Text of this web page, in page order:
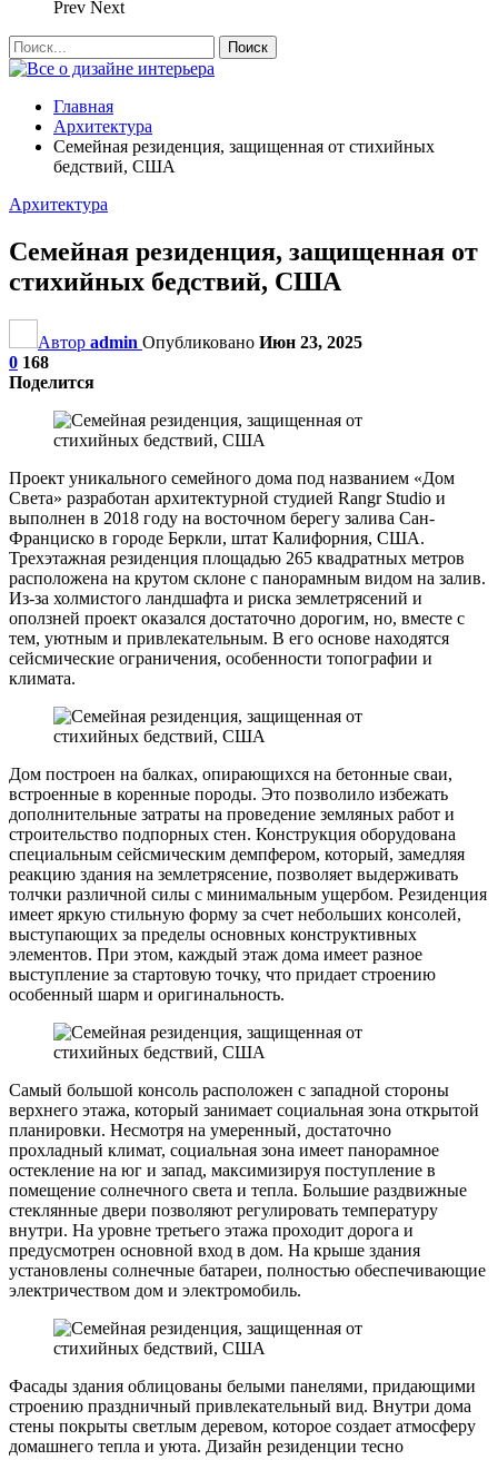
Prev Next
Главная
Архитектура
Семейная резиденция, защищенная от стихийных
бедствий, США
Архитектура
Семейная резиденция, защищенная от
стихийных бедствий, США
Автор admin Опубликовано Июн 23, 2025
0 168
Поделится
Проект уникального семейного дома под названием «Дом
Света» разработан архитектурной студией Rangr Studio и
выполнен в 2018 году на восточном берегу залива Сан-
Франциско в городе Беркли, штат Калифорния, США.
Трехэтажная резиденция площадью 265 квадратных метров
расположена на крутом склоне с панорамным видом на залив.
Из-за холмистого ландшафта и риска землетрясений и
оползней проект оказался достаточно дорогим, но, вместе с
тем, уютным и привлекательным. В его основе находятся
сейсмические ограничения, особенности топографии и
климата.
Дом построен на балках, опирающихся на бетонные сваи,
встроенные в коренные породы. Это позволило избежать
дополнительные затраты на проведение земляных работ и
строительство подпорных стен. Конструкция оборудована
специальным сейсмическим демпфером, который, замедляя
реакцию здания на землетрясение, позволяет выдерживать
толчки различной силы с минимальным ущербом. Резиденция
имеет яркую стильную форму за счет небольших консолей,
выступающих за пределы основных конструктивных
элементов. При этом, каждый этаж дома имеет разное
выступление за стартовую точку, что придает строению
особенный шарм и оригинальность.
Самый большой консоль расположен с западной стороны
верхнего этажа, который занимает социальная зона открытой
планировки. Несмотря на умеренный, достаточно
прохладный климат, социальная зона имеет панорамное
остекление на юг и запад, максимизируя поступление в
помещение солнечного света и тепла. Большие раздвижные
стеклянные двери позволяют регулировать температуру
внутри. На уровне третьего этажа проходит дорога и
предусмотрен основной вход в дом. На крыше здания
установлены солнечные батареи, полностью обеспечивающие
электричеством дом и электромобиль.
Фасады здания облицованы белыми панелями, придающими
строению праздничный привлекательный вид. Внутри дома
стены покрыты светлым деревом, которое создает атмосферу
домашнего тепла и уюта. Дизайн резиденции тесно